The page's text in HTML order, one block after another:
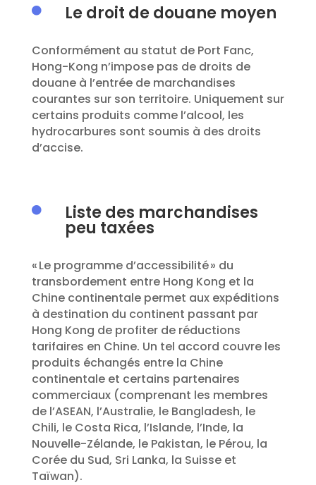
 Le droit de douane moyen
Conformément au statut de Port Fanc,
Hong-Kong n’impose pas de droits de
douane à l’entrée de marchandises
courantes sur son territoire. Uniquement sur
certains produits comme l’alcool, les
hydrocarbures sont soumis à des droits
d’accise.
 Liste des marchandises
peu taxées
«Le programme d’accessibilité» du
transbordement entre Hong Kong et la
Chine continentale permet aux expéditions
à destination du continent passant par
Hong Kong de profiter de réductions
tarifaires en Chine. Un tel accord couvre les
produits échangés entre la Chine
continentale et certains partenaires
commerciaux (comprenant les membres
de l’ASEAN, l’Australie, le Bangladesh, le
Chili, le Costa Rica, l’Islande, l’Inde, la
Nouvelle-Zélande, le Pakistan, le Pérou, la
Corée du Sud, Sri Lanka, la Suisse et
Taïwan).